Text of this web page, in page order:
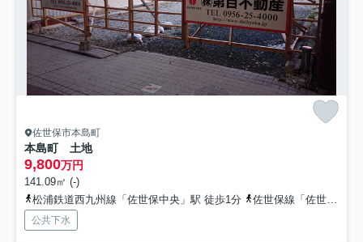
佐世保市本島町
本島町 土地
9,800万円
141.09㎡ (-)
松浦鉄道西九州線「佐世保中央」駅 徒歩1分
佐世保線「佐世保」駅 バス4分 西肥自動車「島瀬町」 停歩4分
公共下水